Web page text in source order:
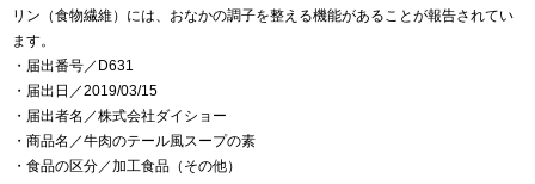
リン（食物繊維）には、おなかの調子を整える機能があることが報告されてい
ます。
・届出番号／D631
・届出日／2019/03/15
・届出者名／株式会社ダイショー
・商品名／牛肉のテール風スープの素
・食品の区分／加工食品（その他）